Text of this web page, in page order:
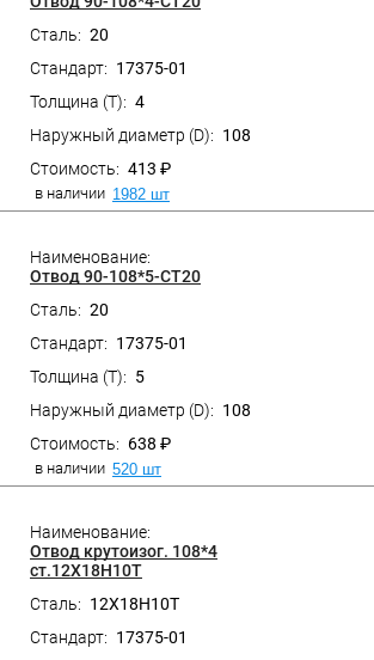
20
17375-01
4
108
413 ₽
в наличии 1982 шт
Отвод 90-108*5-СТ20
20
17375-01
5
108
638 ₽
в наличии 520 шт
Отвод крутоизог. 108*4
ст.12Х18Н10Т
12Х18Н10Т
17375-01